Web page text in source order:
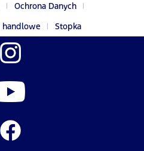
Ochrona Danych
handlowe
Stopka